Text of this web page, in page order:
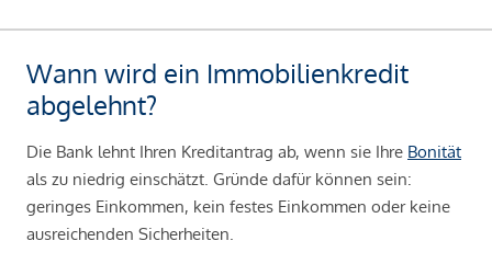
Wann wird ein Immobilienkredit
abgelehnt?
Die Bank lehnt Ihren Kreditantrag ab, wenn sie Ihre Bonität
als zu niedrig einschätzt. Gründe dafür können sein:
geringes Einkommen, kein festes Einkommen oder keine
ausreichenden Sicherheiten.